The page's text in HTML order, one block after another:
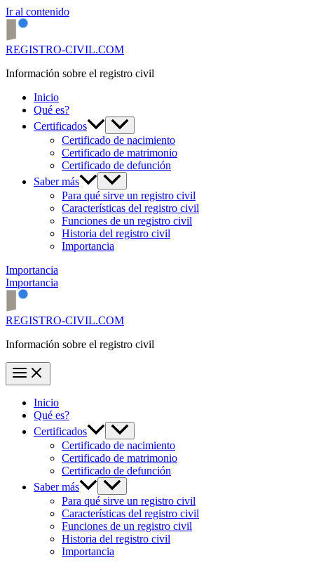
Ir al contenido
REGISTRO-CIVIL.COM
Información sobre el registro civil
Inicio
Qué es?
Certificados
Certificado de nacimiento
Certificado de matrimonio
Certificado de defunción
Saber más
Para qué sirve un registro civil
Características del registro civil
Funciones de un registro civil
Historia del registro civil
Importancia
Importancia
Importancia
REGISTRO-CIVIL.COM
Información sobre el registro civil
Inicio
Qué es?
Certificados
Certificado de nacimiento
Certificado de matrimonio
Certificado de defunción
Saber más
Para qué sirve un registro civil
Características del registro civil
Funciones de un registro civil
Historia del registro civil
Importancia